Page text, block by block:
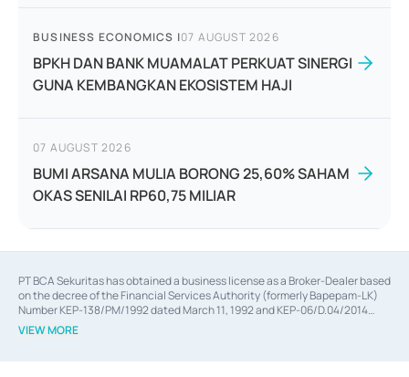
BUSINESS ECONOMICS |07 AUGUST 2026
BPKH DAN BANK MUAMALAT PERKUAT SINERGI
GUNA KEMBANGKAN EKOSISTEM HAJI
07 AUGUST 2026
BUMI ARSANA MULIA BORONG 25,60% SAHAM
OKAS SENILAI RP60,75 MILIAR
PT BCA Sekuritas has obtained a business license as a Broker-Dealer based
on the decree of the Financial Services Authority (formerly Bapepam-LK)
Number KEP-138/PM/1992 dated March 11, 1992 and KEP-06/D.04/2014
dated February 28, 2014, a business license as an Underwriter based on the
decree of the Financial Services Authority Number KEP-12/PM/PEE/1997
VIEW MORE